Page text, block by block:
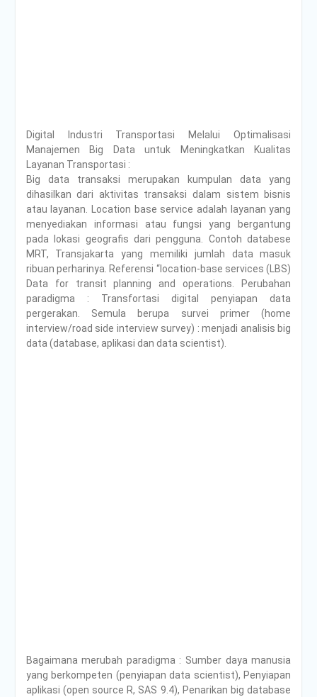
Digital Industri Transportasi Melalui Optimalisasi
Manajemen Big Data untuk Meningkatkan Kualitas
Layanan Transportasi :
Big data transaksi merupakan kumpulan data yang
dihasilkan dari aktivitas transaksi dalam sistem bisnis
atau layanan. Location base service adalah layanan yang
menyediakan informasi atau fungsi yang bergantung
pada lokasi geografis dari pengguna. Contoh databese
MRT, Transjakarta yang memiliki jumlah data masuk
ribuan perharinya. Referensi “location-base services (LBS)
Data for transit planning and operations. Perubahan
paradigma : Transfortasi digital penyiapan data
pergerakan. Semula berupa survei primer (home
interview/road side interview survey) : menjadi analisis big
data (database, aplikasi dan data scientist).
Bagaimana merubah paradigma : Sumber daya manusia
yang berkompeten (penyiapan data scientist), Penyiapan
aplikasi (open source R, SAS 9.4), Penarikan big database